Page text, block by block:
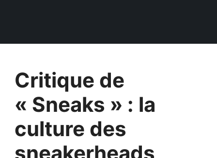
Critique de
« Sneaks » : la
culture des
sneakerheads